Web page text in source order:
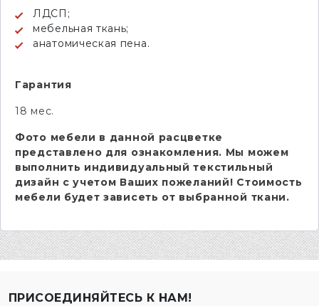
ЛДСП;
мебельная ткань;
анатомическая пена.
Гарантия
18 мес.
Фото мебели в данной расцветке
представлено для ознакомления. Мы можем
выполнить индивидуальный текстильный
дизайн с учетом Ваших пожеланий! Стоимость
мебели будет зависеть от выбранной ткани.
ПРИСОЕДИНЯЙТЕСЬ К НАМ!